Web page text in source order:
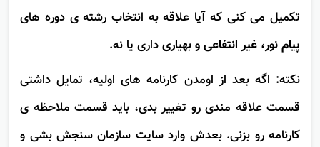
وقتی که برای کنکور ثبت نام می کنی این قسمت رو خودت
تکمیل می کنی که آیا علاقه به انتخاب رشته ی دوره های
پیام نور، غیر انتفاعی و بهیاری داری یا نه.
نکته: اگه بعد از اومدن کارنامه های اولیه، تمایل داشتی
قسمت علاقه مندی رو تغییر بدی، باید قسمت ملاحظه ی